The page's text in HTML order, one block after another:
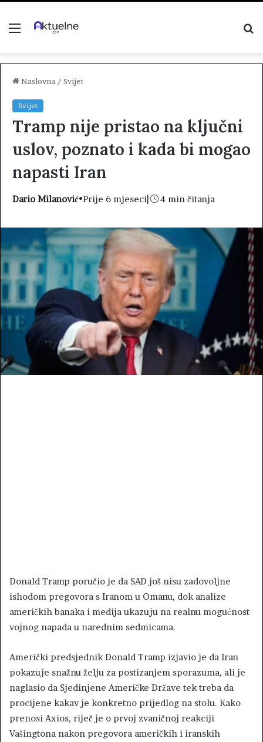
Menu
Naslovna / Svijet
Svijet
Tramp nije pristao na ključni
uslov, poznato i kada bi mogao
napasti Iran
Dario Milanović•Prije 6 mjeseci| 4 min čitanja
Donald Tramp poručio je da SAD još nisu zadovoljne
ishodom pregovora s Iranom u Omanu, dok analize
američkih banaka i medija ukazuju na realnu mogućnost
vojnog napada u narednim sedmicama.
Američki predsjednik Donald Tramp izjavio je da Iran
pokazuje snažnu želju za postizanjem sporazuma, ali je
naglasio da Sjedinjene Američke Države tek treba da
procijene kakav je konkretno prijedlog na stolu. Kako
prenosi Axios, riječ je o prvoj zvaničnoj reakciji
Vašingtona nakon pregovora američkih i iranskih